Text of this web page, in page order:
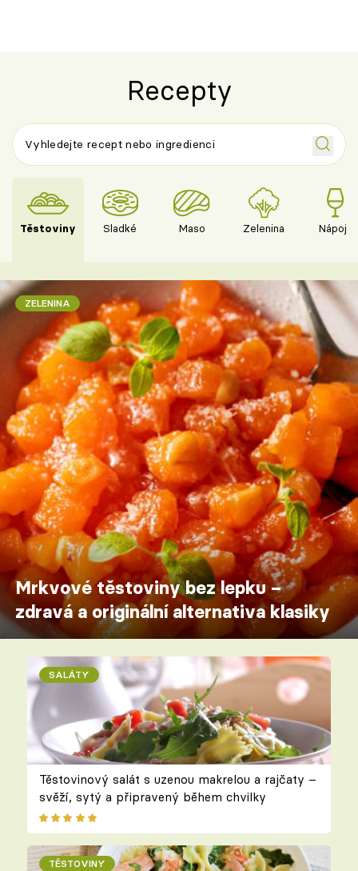
Recepty
Těstoviny Sladké Maso Zelenina Nápoje
ZELENINA
Mrkvové těstoviny bez lepku –
zdravá a originální alternativa klasiky
SALÁTY
Těstovinový salát s uzenou makrelou a rajčaty –
svěží, sytý a připravený během chvilky
TĚSTOVINY